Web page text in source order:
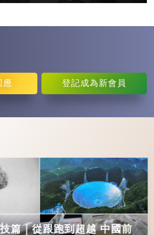
應 登記成為新會員
篇｜從跟跑到超越 中國前